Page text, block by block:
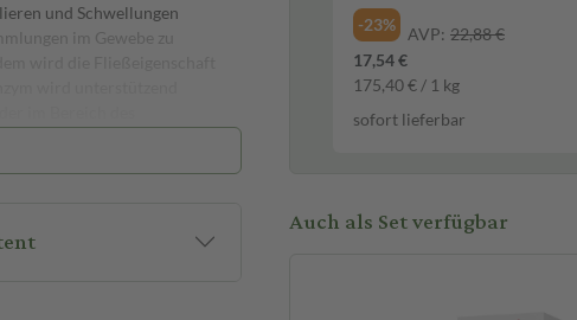
und Schwellungen
im Gewebe zu
es zu Wechselwirkungen
beeinflussen, da deren
-23%
AVP: 22,88 €
17,54 €
175,40 € / 1 kg
sofort lieferbar
Auch als Set verfügbar